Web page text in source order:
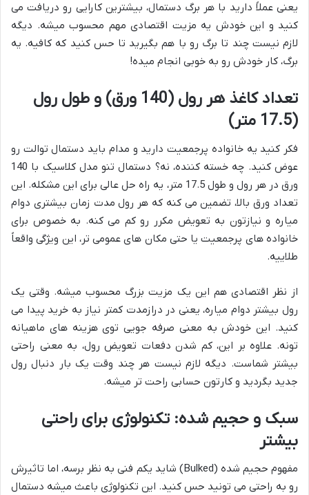
یعنی عملاً دارید با هر برگ دستمال، بیشترین کارایی رو دریافت می
کنید و این خودش یه مزیت اقتصادی مهم محسوب میشه. دیگه
لازم نیست چند تا برگ رو با هم بگیرید تا حس کنید که کافیه. یه
برگ، کار خودش رو به خوبی انجام میده!
تعداد کاغذ هر رول (140 ورق) و طول رول
(17.5 متر)
فکر کنید یه خانواده پرجمعیت دارید و مدام باید دستمال توالت رو
عوض کنید. چه خسته کننده، نه؟ دستمال تنو مدل کلاسیک با 140
ورق در هر رول و طول 17.5 متر، یه راه حل عالی برای این مشکله. این
تعداد ورق بالا، تضمین می کنه که هر رول مدت زمان بیشتری دوام
میاره و نیازتون به تعویض مکرر رو کم می کنه. به خصوص برای
خانواده های پرجمعیت یا حتی مکان های عمومی تر، این ویژگی واقعاً
طلاییه.
از نظر اقتصادی هم این یک مزیت بزرگ محسوب میشه. وقتی یک
رول بیشتر دوام میاره، یعنی در درازمدت کمتر نیاز به خرید پیدا می
کنید. این خودش به معنی صرفه جویی توی هزینه های ماهیانه
تونه. علاوه بر این، کم شدن دفعات تعویض رول، به معنی راحتی
بیشتر شماست. دیگه لازم نیست هر چند وقت یک بار دنبال رول
جدید بگردید و کارتون حسابی راحت تر میشه.
سبک و حجیم شده: تکنولوژی برای راحتی
بیشتر
مفهوم حجیم شده (Bulked) شاید یکم فنی به نظر برسه، اما تاثیرش
رو به راحتی می تونید حس کنید. این تکنولوژی باعث میشه دستمال